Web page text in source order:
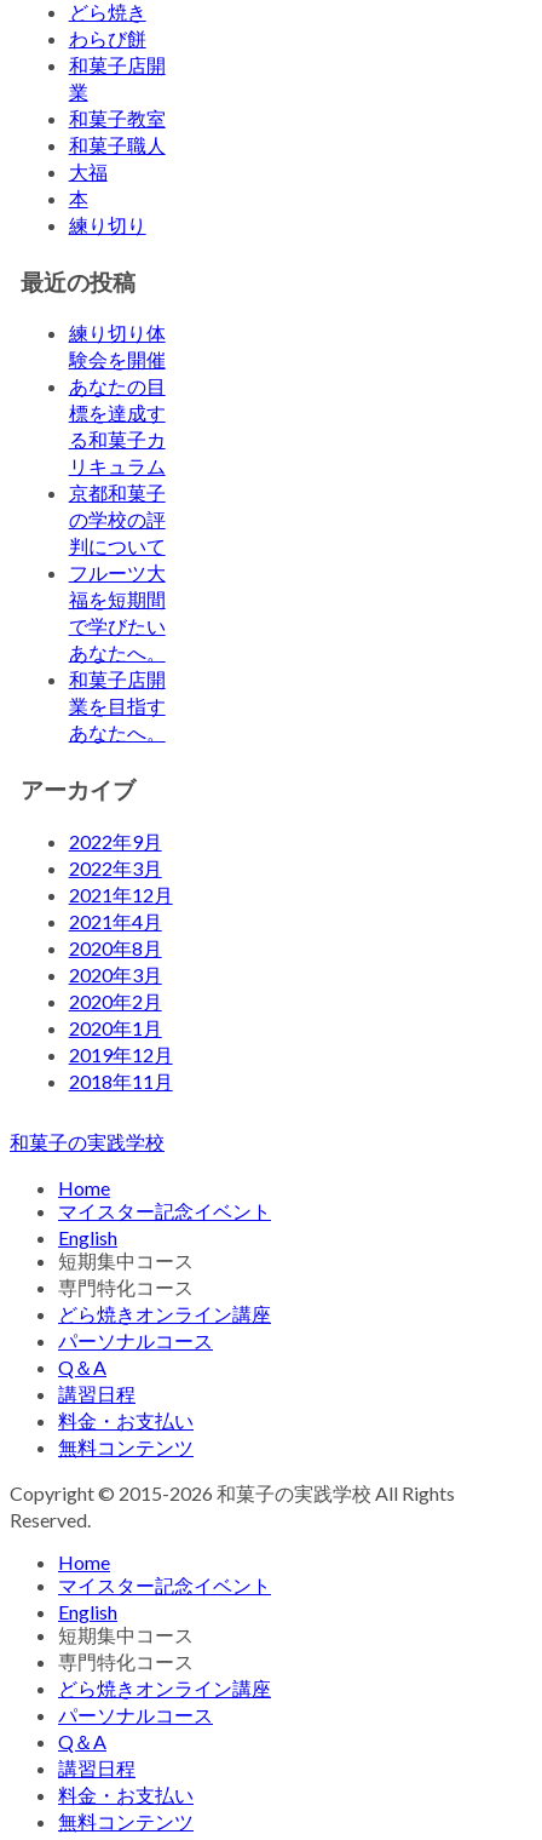
どら焼き
わらび餅
和菓子店開
業
和菓子教室
和菓子職人
大福
本
練り切り
最近の投稿
練り切り体
験会を開催
あなたの目
標を達成す
る和菓子カ
リキュラム
京都和菓子
の学校の評
判について
フルーツ大
福を短期間
で学びたい
あなたへ。
和菓子店開
業を目指す
あなたへ。
アーカイブ
2022年9月
2022年3月
2021年12月
2021年4月
2020年8月
2020年3月
2020年2月
2020年1月
2019年12月
2018年11月
和菓子の実践学校
Home
マイスター記念イベント
English
短期集中コース
専門特化コース
どら焼きオンライン講座
パーソナルコース
Q＆A
講習日程
料金・お支払い
無料コンテンツ
Copyright © 2015-2026 和菓子の実践学校 All Rights
Reserved.
Home
マイスター記念イベント
English
短期集中コース
専門特化コース
どら焼きオンライン講座
パーソナルコース
Q＆A
講習日程
料金・お支払い
無料コンテンツ